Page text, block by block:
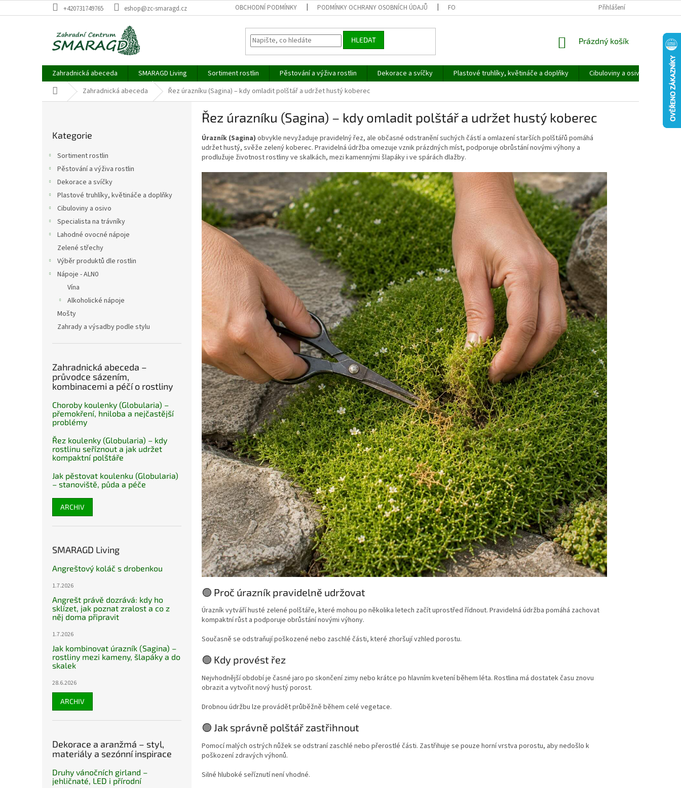
na
+420731749765 eshop@zc-smaragd.cz OBCHODNÍ PODMÍNKY PODMÍNKY OCHRANY OSOBNÍCH ÚDAJŮ FORMULÁŘ PRO UPLATNĚNÍ REKLAMACE REKLAMAČNÍ ŘÁD
Přihlášení
HLEDAT
NÁKUPNÍ
Prázdný košík
Zahradnická abeceda SMARAGD Living Sortiment rostlin Pěstování a výživa rostlin Dekorace a svíčky Plastové truhlíky, květináče a doplňky Cibuloviny a osivo
Domů Zahradnická abeceda Řez úrazníku (Sagina) – kdy omladit polštář a udržet hustý koberec
kategorie
Kategorie
Sortiment rostlin
Pěstování a výživa rostlin
Dekorace a svíčky
Plastové truhlíky, květináče a doplňky
Cibuloviny a osivo
Specialista na trávníky
Lahodné ovocné nápoje
Zelené střechy
Výběr produktů dle rostlin
Nápoje - ALN0
Vína
Alkoholické nápoje
Mošty
Zahrady a výsadby podle stylu
Zahradnická abeceda –
průvodce sázením,
kombinacemi a péčí o rostliny
Choroby koulenky (Globularia) –
přemokření, hniloba a nejčastější
problémy
Řez koulenky (Globularia) – kdy
rostlinu seříznout a jak udržet
kompaktní polštáře
Jak pěstovat koulenku (Globularia)
– stanoviště, půda a péče
ARCHIV
SMARAGD Living
Angreštový koláč s drobenkou
1.7.2026
Angrešt právě dozrává: kdy ho
sklízet, jak poznat zralost a co z
něj doma připravit
1.7.2026
Jak kombinovat úrazník (Sagina) –
rostliny mezi kameny, šlapáky a do
skalek
28.6.2026
ARCHIV
Dekorace a aranžmá – styl,
materiály a sezónní inspirace
Druhy vánočních girland –
jehličnaté, LED i přírodní
Řez úrazníku (Sagina) – kdy omladit polštář a udržet hustý koberec
Úrazník (Sagina) obvykle nevyžaduje pravidelný řez, ale občasné odstranění suchých částí a omlazení starších polštářů pomáhá
udržet hustý, svěže zelený koberec. Pravidelná údržba omezuje vznik prázdných míst, podporuje obrůstání novými výhony a
prodlužuje životnost rostliny ve skalkách, mezi kamennými šlapáky i ve spárách dlažby.
🟢 Proč úrazník pravidelně udržovat
Úrazník vytváří husté zelené polštáře, které mohou po několika letech začít uprostřed řídnout. Pravidelná údržba pomáhá zachovat
kompaktní růst a podporuje obrůstání novými výhony.
Současně se odstraňují poškozené nebo zaschlé části, které zhoršují vzhled porostu.
🟢 Kdy provést řez
Nejvhodnější období je časné jaro po skončení zimy nebo krátce po hlavním kvetení během léta. Rostlina má dostatek času znovu
obrazit a vytvořit nový hustý porost.
Drobnou údržbu lze provádět průběžně během celé vegetace.
🟢 Jak správně polštář zastřihnout
Pomocí malých ostrých nůžek se odstraní zaschlé nebo přerostlé části. Zastřihuje se pouze horní vrstva porostu, aby nedošlo k
poškození zdravých výhonů.
Silné hluboké seříznutí není vhodné.